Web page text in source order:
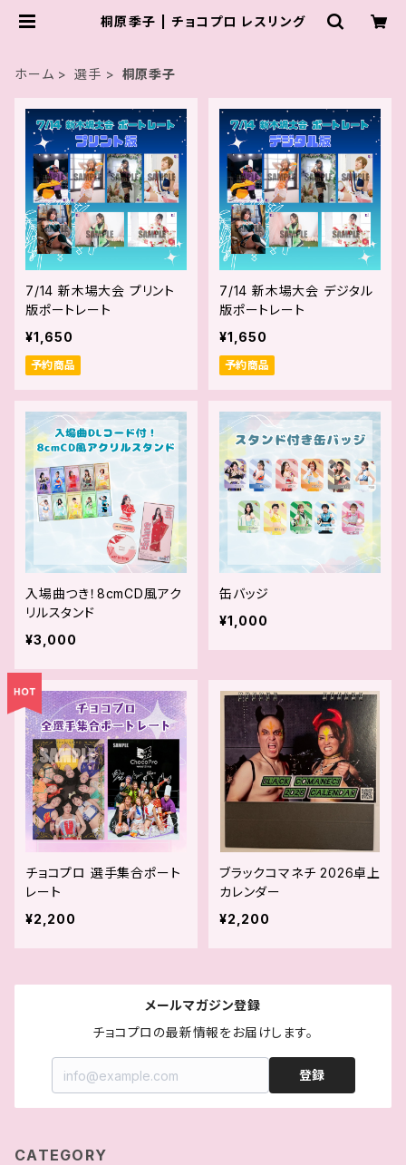
桐原季子 | チョコプロ レスリング
ホーム 選手 桐原季子
7/14 新木場大会 プリント
版ポートレート
¥1,650
予約商品
7/14 新木場大会 デジタル
版ポートレート
¥1,650
予約商品
入場曲つき！8cmCD風アク
リルスタンド
¥3,000
缶バッジ
¥1,000
チョコプロ 選手集合ポート
レート
¥2,200
ブラックコマネチ 2026卓上
カレンダー
¥2,200
メールマガジン登録
チョコプロの最新情報をお届けします。
登録
CATEGORY